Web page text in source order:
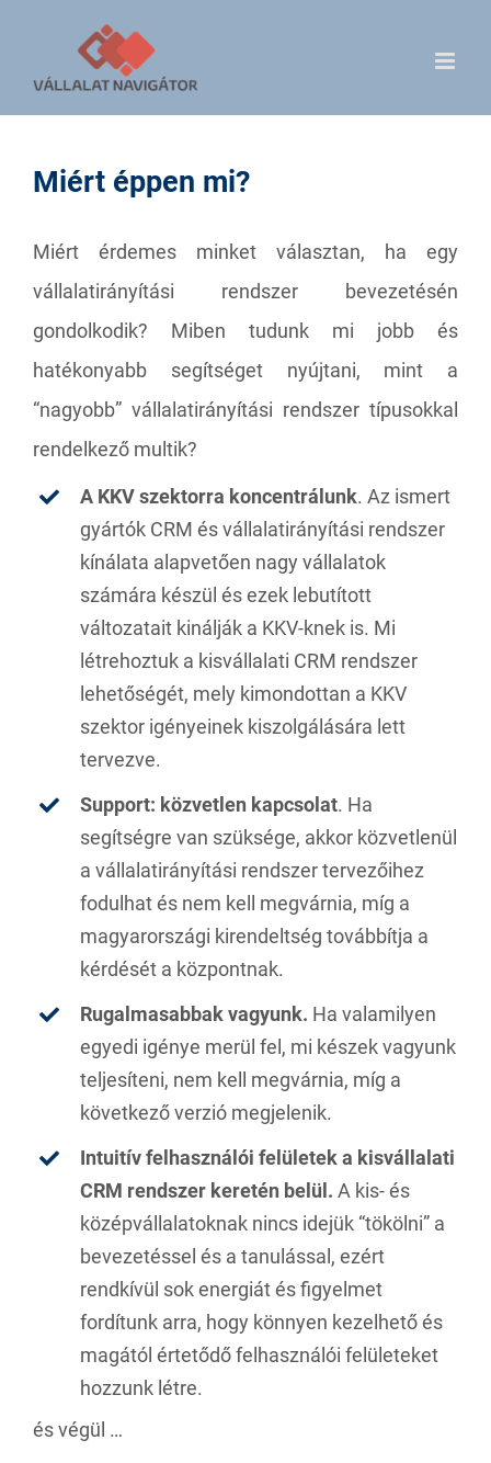
content
Miért éppen mi?
Miért érdemes minket választan, ha egy
vállalatirányítási rendszer bevezetésén
gondolkodik? Miben tudunk mi jobb és
hatékonyabb segítséget nyújtani, mint a
“nagyobb” vállalatirányítási rendszer típusokkal
rendelkező multik?
A KKV szektorra koncentrálunk.Az ismert
gyártók CRM és vállalatirányítási rendszer
kínálata alapvetően nagy vállalatok
számára készül és ezek lebutított
változatait kinálják a KKV-knek is. Mi
létrehoztuk a kisvállalati CRM rendszer
lehetőségét, mely kimondottan a KKV
szektor igényeinek kiszolgálására lett
tervezve.
Support: közvetlen kapcsolat. Ha
segítségre van szüksége, akkor közvetlenül
a vállalatirányítási rendszer tervezőihez
fodulhat és nem kell megvárnia, míg a
magyarországi kirendeltség továbbítja a
kérdését a központnak.
Rugalmasabbak vagyunk. Ha valamilyen
egyedi igénye merül fel, mi készek vagyunk
teljesíteni, nem kell megvárnia, míg a
következő verzió megjelenik.
Intuitív felhasználói felületek a kisvállalati
CRM rendszer keretén belül. A kis- és
középvállalatoknak nincs idejük “tökölni” a
bevezetéssel és a tanulással, ezért
rendkívül sok energiát és figyelmet
fordítunk arra, hogy könnyen kezelhető és
magától értetődő felhasználói felületeket
hozzunk létre.
és végül …